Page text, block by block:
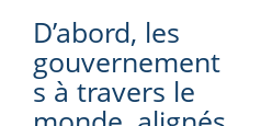
D’abord, les
gouvernement
s à travers le